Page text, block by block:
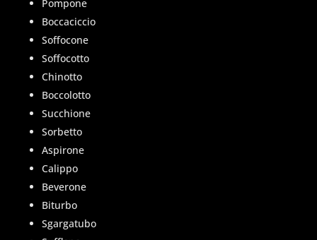
Pompone
Boccaciccio
Soffocone
Soffocotto
Chinotto
Boccolotto
Succhione
Sorbetto
Aspirone
Calippo
Beverone
Biturbo
Sgargatubo